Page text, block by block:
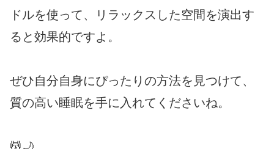
ドルを使って、リラックスした空間を演出す
ると効果的ですよ。
ぜひ自分自身にぴったりの方法を見つけて、
質の高い睡眠を手に入れてくださいね。
💆🌙